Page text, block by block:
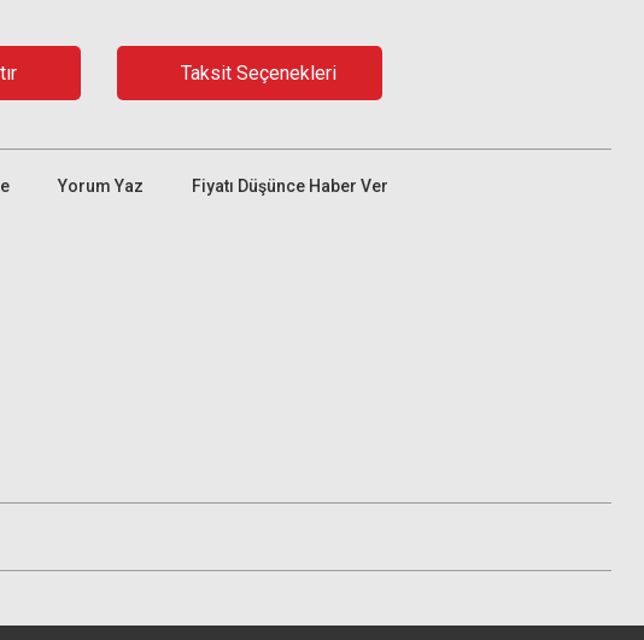
Taksit Seçenekleri
Yorum Yaz Fiyatı Düşünce Haber Ver